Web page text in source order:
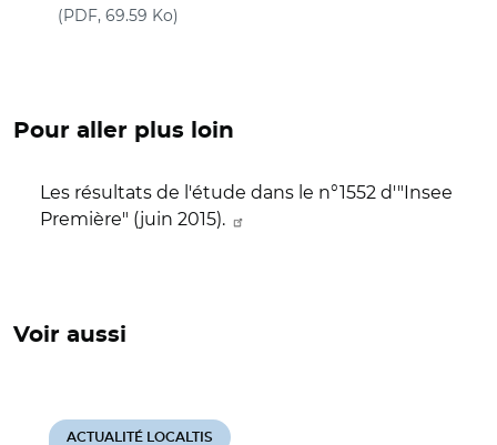
(PDF, 69.59 Ko)
Pour aller plus loin
Les résultats de l'étude dans le n°1552 d'"Insee
Première" (juin 2015).
Voir aussi
ACTUALITÉ LOCALTIS